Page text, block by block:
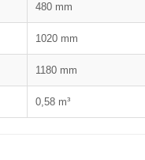
480 mm
1020 mm
1180 mm
0,58 m³